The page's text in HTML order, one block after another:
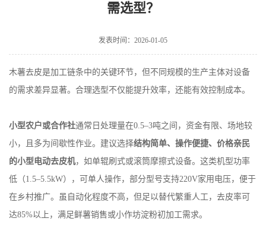
需选型？
发表时间：2026-01-05
木薯去皮是加工链条中的关键环节，但不同规模的生产主体对设备
的需求差异显著。合理选型不仅能提升效率，还能有效控制成本。
小型农户或合作社通常日处理量在0.5–3吨之间，资金有限、场地较
小，且多为间歇性作业。建议选择结构简单、操作便捷、价格亲民
的小型电动去皮机，如单辊刷式或滚筒摩擦式设备。这类机型功率
低（1.5–5.5kW），可单人操作，部分型号支持220V家用电压，便于
在乡村推广。虽自动化程度不高，但足以替代繁重人工，去皮率可
达85%以上，满足鲜薯销售或小作坊淀粉初加工需求。